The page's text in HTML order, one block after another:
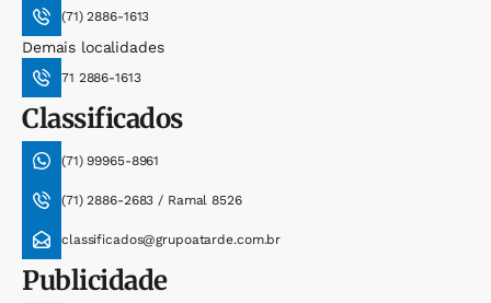
(71) 2886-1613
Demais localidades
71 2886-1613
Classificados
(71) 99965-8961
(71) 2886-2683 / Ramal 8526
classificados@grupoatarde.com.br
Publicidade